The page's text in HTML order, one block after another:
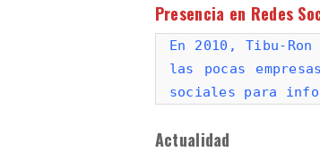
Presencia en Redes
En 2010, Tibu-
las pocas
sociales para
Actualidad